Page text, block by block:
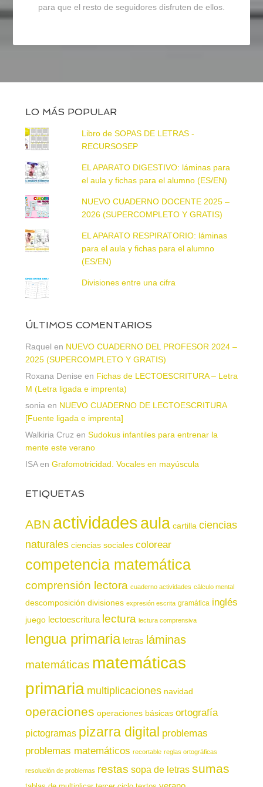
para que el resto de seguidores disfruten de ellos.
LO MÁS POPULAR
Libro de SOPAS DE LETRAS -
RECURSOSEP
EL APARATO DIGESTIVO: láminas para
el aula y fichas para el alumno (ES/EN)
NUEVO CUADERNO DOCENTE 2025 –
2026 (SUPERCOMPLETO Y GRATIS)
EL APARATO RESPIRATORIO: láminas
para el aula y fichas para el alumno
(ES/EN)
Divisiones entre una cifra
ÚLTIMOS COMENTARIOS
Raquel en NUEVO CUADERNO DEL PROFESOR 2024 –
2025 (SUPERCOMPLETO Y GRATIS)
Roxana Denise en Fichas de LECTOESCRITURA – Letra
M (Letra ligada e imprenta)
sonia en NUEVO CUADERNO DE LECTOESCRITURA
[Fuente ligada e imprenta]
Walkiria Cruz en Sudokus infantiles para entrenar la
mente este verano
ISAen Grafomotricidad. Vocales en mayúscula
ETIQUETAS
ABN actividadesaula cartilla ciencias
naturales ciencias sociales colorear
competencia matemática
comprensión lectora cuaderno actividades cálculo mental
descomposición divisiones expresión escrita gramática inglés
juego lectoescritura lectura lectura comprensiva
lengua primaria letras láminas
matemáticas matemáticas
primaria multiplicaciones navidad
operaciones operaciones básicas ortografía
pictogramas pizarra digital problemas
problemas matemáticos recortable reglas ortográficas
resolución de problemas restas sopa de letras sumas